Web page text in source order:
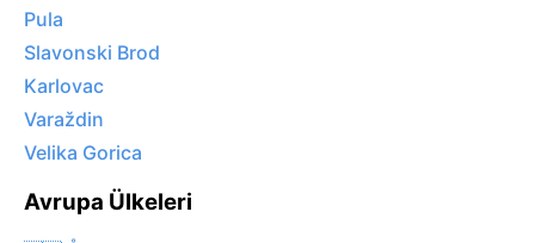
Pula
Slavonski Brod
Karlovac
Varaždin
Velika Gorica
Avrupa Ülkeleri